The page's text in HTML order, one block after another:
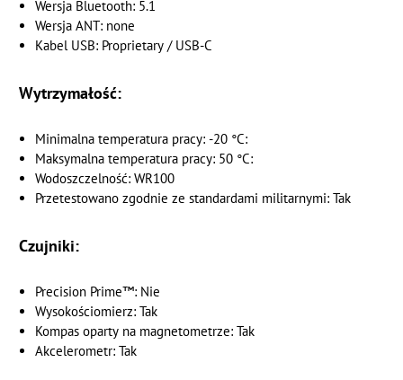
Wersja Bluetooth: 5.1
Wersja ANT: none
Kabel USB: Proprietary / USB-C
Wytrzymałość:
Minimalna temperatura pracy: -20 °C:
Maksymalna temperatura pracy: 50 °C:
Wodoszczelność: WR100
Przetestowano zgodnie ze standardami militarnymi: Tak
Czujniki:
Precision Prime™: Nie
Wysokościomierz: Tak
Kompas oparty na magnetometrze: Tak
Akcelerometr: Tak